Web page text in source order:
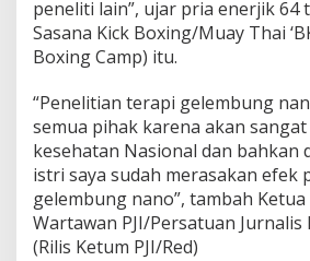
peneliti lain”, ujar pria enerjik 64
Sasana Kick Boxing/Muay Thai
Boxing Camp) itu.
“Penelitian terapi gelembung
semua pihak karena akan
kesehatan Nasional dan bahkan
istri saya sudah merasakan efek
gelembung nano”, tambah
Wartawan PJI/Persatuan Jurnalis
(Rilis Ketum PJI/Red)